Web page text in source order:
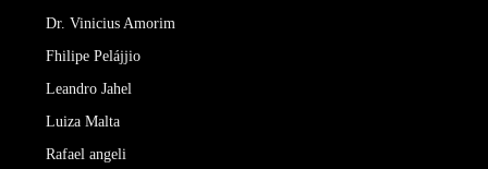
Dr. Vinicius Amorim
Fhilipe Pelájjio
Leandro Jahel
Luiza Malta
Rafael angeli